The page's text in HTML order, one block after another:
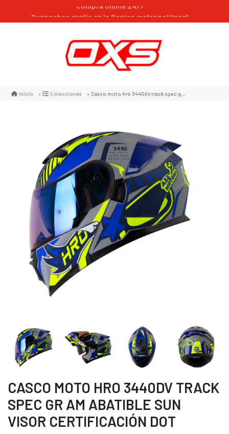
Despachos gratis en la Region metropolitana*
Inicio Colecciones Casco moto hro 3440dv track spec gr am abatible sun visor certificación dot
CASCO MOTO HRO 3440DV TRACK
SPEC GR AM ABATIBLE SUN
VISOR CERTIFICACIÓN DOT